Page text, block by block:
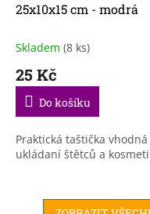
25x10x15 cm - modrá
Skladem (8 ks)
25 Kč
Do košíku
Praktická taštička vhodná
ukládaní štětců a